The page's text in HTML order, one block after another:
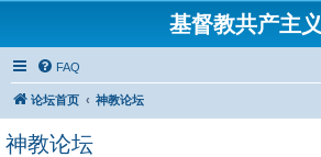
基督教共产主义
FAQ
论坛首页 神教论坛
神教论坛